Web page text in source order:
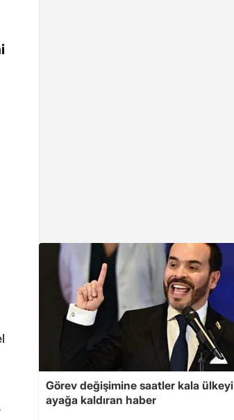
Görev değişimine saatler kala ülkeyi
ayağa kaldıran haber